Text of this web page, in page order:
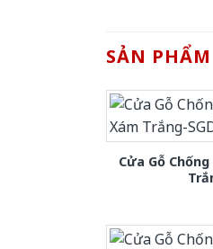
SẢN
Cửa Gỗ